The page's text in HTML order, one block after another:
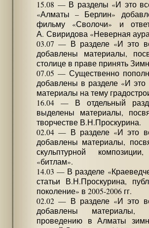
15.08 — В разделы «И это
«Алматы – Берлин»
фильму «Сволочи» и
А. Свиридова «Неверная
03.07 — В разделе «И это
добавлены материалы,
столице в праве принять
07.05 — Существенно
добавлены в разделе «И
материалы на тему
16.04 — В отдельный
выделены материалы,
творчестве В.Н.Проскурина.
02.04 — В разделе «И это
добавлены материалы,
скульптурной
«битлам».
14.03 — В разделе
статьи В.Н.Проскурина,
поколение» в 2005-2006 гг.
02.02 — В разделе «И это
добавлены материалы,
проведению в Алматы